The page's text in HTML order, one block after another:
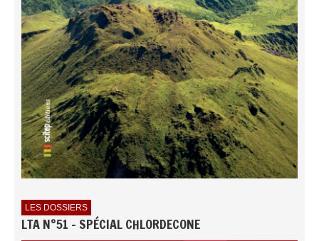
LES DOSSIERS
LTA N°51 - SPÉCIAL CHLORDECONE